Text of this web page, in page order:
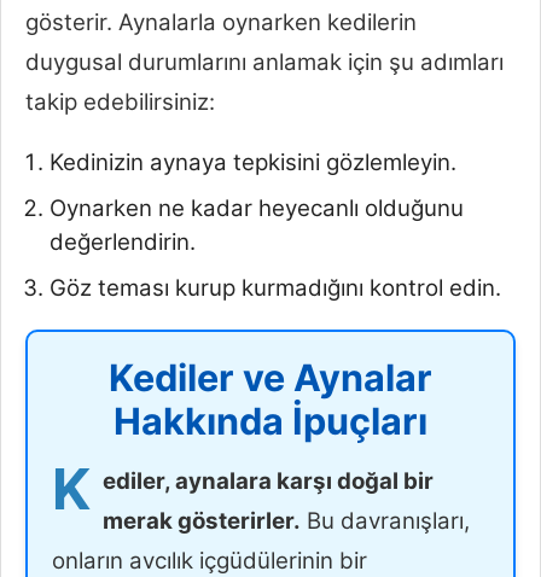
gösterir. Aynalarla oynarken kedilerin
duygusal durumlarını anlamak için şu adımları
takip edebilirsiniz:
Kedinizin aynaya tepkisini gözlemleyin.
Oynarken ne kadar heyecanlı olduğunu
değerlendirin.
Göz teması kurup kurmadığını kontrol edin.
Kediler ve Aynalar
Hakkında İpuçları
K ediler, aynalara karşı doğal bir
merak gösterirler. Bu davranışları,
onların avcılık içgüdülerinin bir